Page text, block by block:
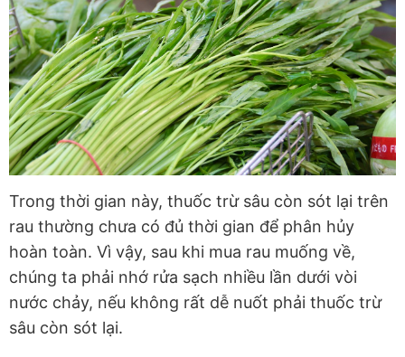
Trong thời gian này, thuốc trừ sâu còn sót lại trên
rau thường chưa có đủ thời gian để phân hủy
hoàn toàn. Vì vậy, sau khi mua rau muống về,
chúng ta phải nhớ rửa sạch nhiều lần dưới vòi
nước chảy, nếu không rất dễ nuốt phải thuốc trừ
sâu còn sót lại.